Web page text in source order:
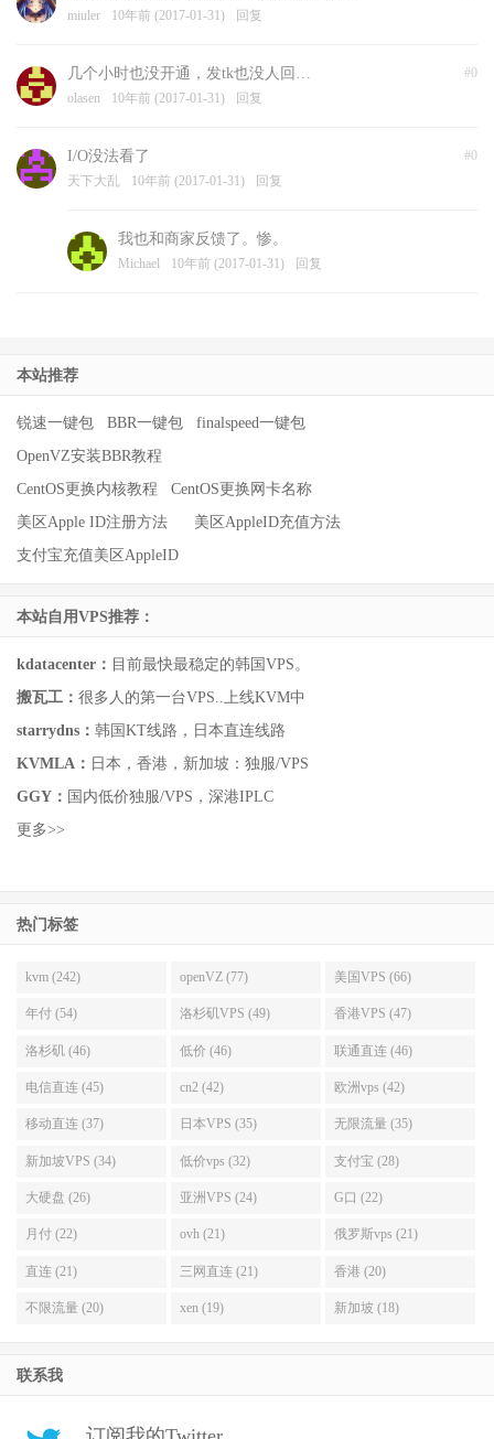
miuler 10年前 (2017-01-31) 回复
#0
几个小时也没开通，发tk也没人回…
olasen 10年前 (2017-01-31) 回复
#0
I/O没法看了
天下大乱 10年前 (2017-01-31) 回复
我也和商家反馈了。惨。
Michael 10年前 (2017-01-31) 回复
本站推荐
锐速一键包 BBR一键包
finalspeed一键包
OpenVZ安装BBR教程
CentOS更换内核教程
CentOS更换网卡名称
美区Apple ID注册方法
美区AppleID充值方法
支付宝充值美区AppleID
本站自用VPS推荐：
kdatacenter： 目前最快最稳定的韩国VPS。
搬瓦工： 很多人的第一台VPS..上线KVM中
starrydns： 韩国KT线路，日本直连线路
KVMLA： 日本，香港，新加坡：独服/VPS
GGY： 国内低价独服/VPS，深港IPLC
更多>>
热门标签
kvm (242) openVZ (77) 美国VPS (66)
年付 (54) 洛杉矶VPS (49) 香港VPS (47)
洛杉矶 (46) 低价 (46) 联通直连 (46)
电信直连 (45) cn2 (42) 欧洲vps (42)
移动直连 (37) 日本VPS (35) 无限流量 (35)
新加坡VPS (34) 低价vps (32) 支付宝 (28)
大硬盘 (26) 亚洲VPS (24) G口 (22)
月付 (22) ovh (21) 俄罗斯vps (21)
直连 (21) 三网直连 (21) 香港 (20)
不限流量 (20) xen (19) 新加坡 (18)
联系我